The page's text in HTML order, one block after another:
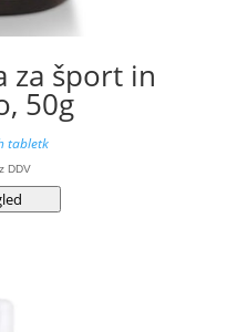
za šport in
50g
tabletk
z DDV